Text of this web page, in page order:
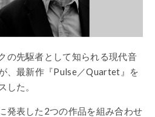
の先駆者として知られる現代音
、最新作『Pulse／Quartet』を
した。
発表した2つの作品を組み合わせ